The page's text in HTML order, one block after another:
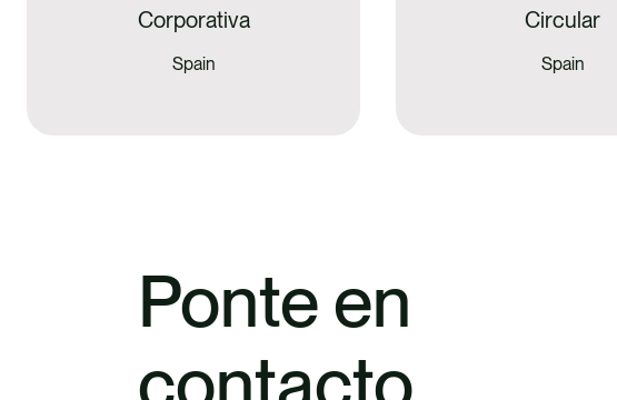
Corporativa
Spain
Circular
Spain
Ponte en